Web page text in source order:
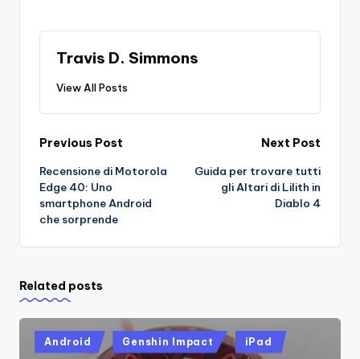
Travis D. Simmons
View All Posts
Post
navigation
Previous Post
Recensione di Motorola
Edge 40: Uno
smartphone Android
che sorprende
Next Post
Guida per trovare tutti
gli Altari di Lilith in
Diablo 4
Related posts
Posted
in
Android Genshin Impact iPad